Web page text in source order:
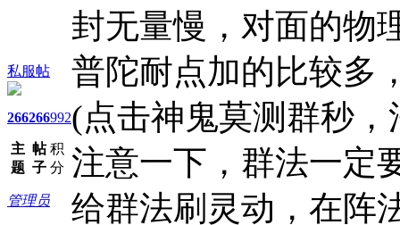
私服帖
266
主
题
266
帖
子
992
积
分
管理员
封无量慢，对面的物
普陀耐点加的比较多
(点击神鬼莫测群秒
注意一下，群法一定
给群法刷灵动，在阵